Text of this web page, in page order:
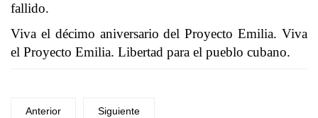
fallido.
Viva el décimo aniversario del Proyecto Emilia. Viva
el Proyecto Emilia. Libertad para el pueblo cubano.
Anterior Siguiente